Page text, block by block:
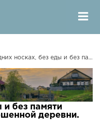
без еды и без памяти нашли бабушку в заброшенной деревни.
и без памяти
деревни.